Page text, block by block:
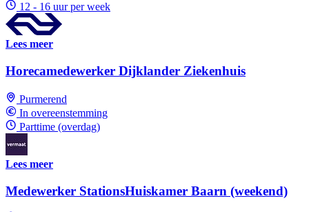
12 - 16 uur per week
Lees meer
Horecamedewerker Dijklander Ziekenhuis
Purmerend
In overeenstemming
Parttime (overdag)
Lees meer
Medewerker StationsHuiskamer Baarn (weekend)